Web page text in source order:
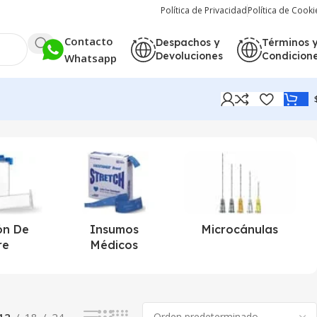
Política de PrivacidadPolítica de
Contacto
Whatsapp
Despachos y
Devoluciones
Términos y
De
Insumos
Médicos
Microcánulas